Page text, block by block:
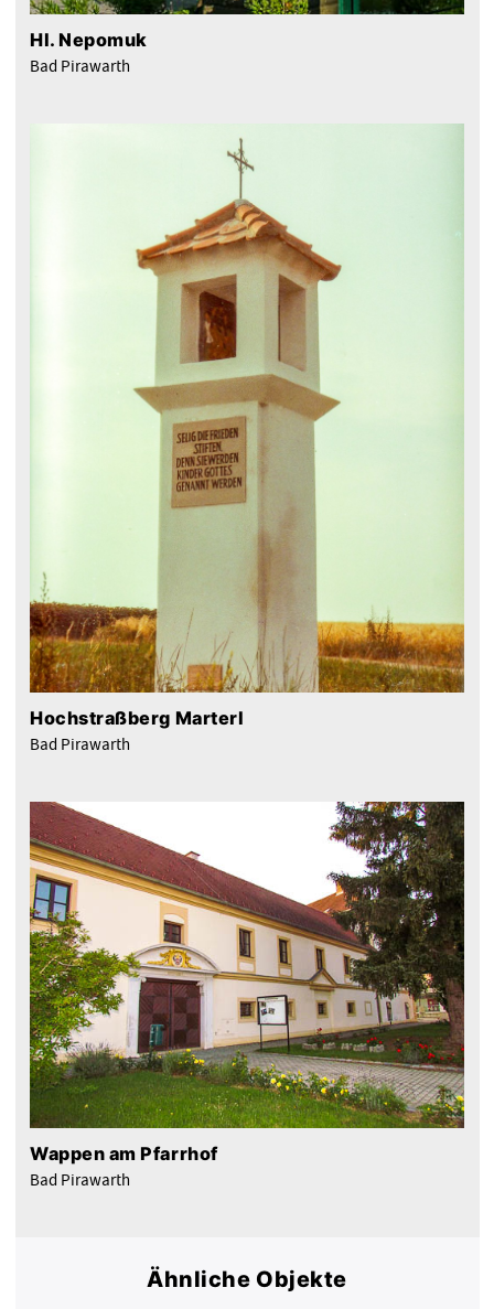
Hl. Nepomuk
Bad Pirawarth
Hochstraßberg Marterl
Bad Pirawarth
Wappen am Pfarrhof
Bad Pirawarth
Ähnliche Objekte